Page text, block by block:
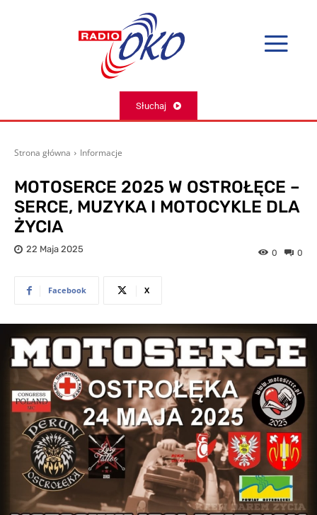
Słuchaj
Strona główna Informacje
MOTOSERCE 2025 W OSTROŁĘCE –
SERCE, MUZYKA I MOTOCYKLE DLA
ŻYCIA
22 Maja 2025 0
0
Facebook X